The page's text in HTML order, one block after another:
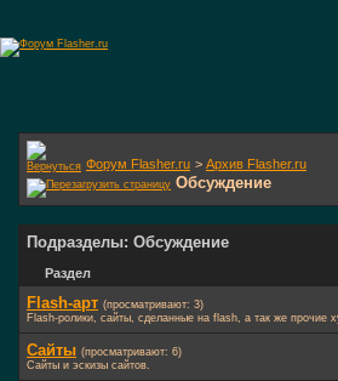
Форум Flasher.ru > Архив Flasher.ru
Обсуждение
Подразделы: Обсуждение
Раздел
Flash-арт (просматривают: 3)
Flash-ролики, сайты, сделанные на flash, а так же прочие
Сайты (просматривают: 6)
Сайты и эскизы сайтов.